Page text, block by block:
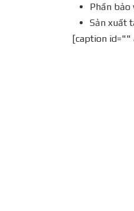
Phần bảo
Sản xuất
[caption id=""